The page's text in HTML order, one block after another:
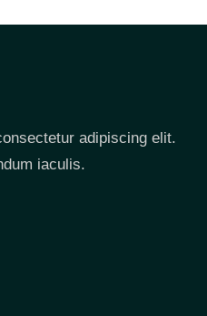
adipiscing elit.
iaculis.